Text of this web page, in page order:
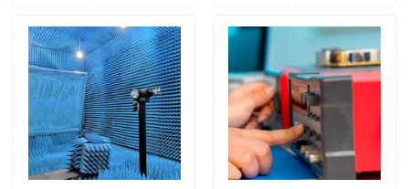
menguji Produk
Layanan Sertifikasi
Tur Lab